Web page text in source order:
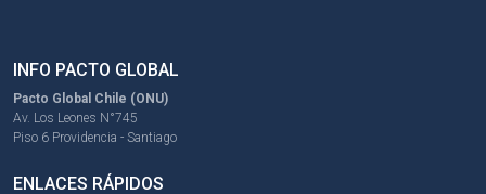
INFO PACTO GLOBAL
Pacto Global Chile (ONU)
Av. Los Leones N°745
Piso 6 Providencia - Santiago
ENLACES RÁPIDOS